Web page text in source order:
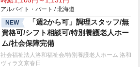
アルバイト・パート / 北海道
NEW
「週2から可」調理スタッフ/無
資格可/シフト相談可/特別養護老人ホー
ム/社会保障完備
社会福祉法人洛和福祉会/特別養護老人ホーム 洛和
ヴィラ文京春日